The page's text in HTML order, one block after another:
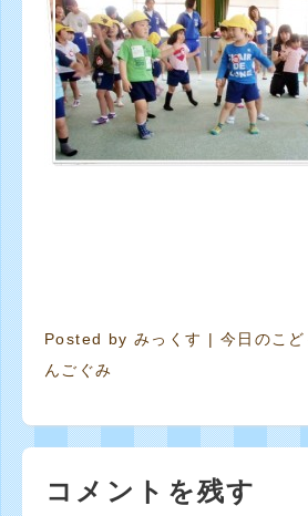
Posted byみっくす | 今日のこど
んごぐみ
コメントを残す